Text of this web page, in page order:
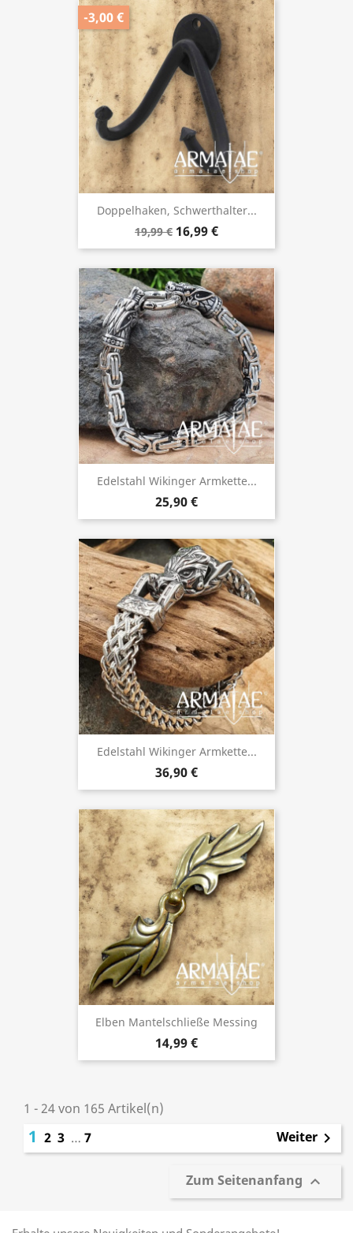
Doppelhaken, Schwerthalter...
19,99 € 16,99 €
-3,00 €
Edelstahl Wikinger Armkette...
25,90 €
Edelstahl Wikinger Armkette...
36,90 €
Elben Mantelschließe Messing
14,99 €
1 - 24 von 165 Artikel(n)
1 2 3 … 7 Weiter 
Zum Seitenanfang 